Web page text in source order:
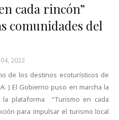
cada rincón”
comunidades del
2022
de los destinos ecoturísticos de
) El Gobierno puso en marcha la
plataforma “Turismo en cada
para impulsar el turismo local